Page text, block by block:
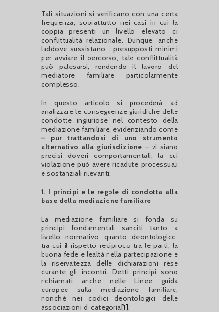
Tali situazioni si verificano con una certa
frequenza, soprattutto nei casi in cui la
coppia presenti un livello elevato di
conflittualità relazionale. Dunque, anche
laddove sussistano i presupposti minimi
per avviare il percorso, tale conflittualità
può palesarsi, rendendo il lavoro del
mediatore familiare particolarmente
complesso.
In questo articolo si procederà ad
analizzare le conseguenze giuridiche delle
condotte ingiuriose nel contesto della
mediazione familiare, evidenziando come
– pur trattandosi di uno strumento
alternativo alla giurisdizione – vi siano
precisi doveri comportamentali, la cui
violazione può avere ricadute processuali
e sostanziali rilevanti.
1. I principi e le regole di condotta alla
base della mediazione familiare
La mediazione familiare si fonda su
principi fondamentali sanciti tanto a
livello normativo quanto deontologico,
tra cui il rispetto reciproco tra le parti, la
buona fede e lealtà nella partecipazione e
la riservatezza delle dichiarazioni rese
durante gli incontri. Detti principi sono
richiamati anche nelle Linee guida
europee sulla mediazione familiare,
nonché nei codici deontologici delle
associazioni di categoria[1].